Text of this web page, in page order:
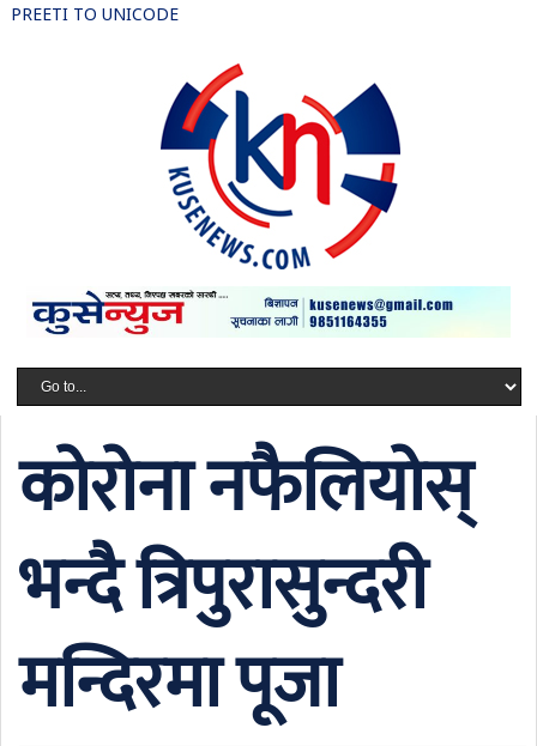
PREETI TO UNICODE
कोरोना नफैलियोस्
भन्दै त्रिपुरासुन्दरी
मन्दिरमा पूजा